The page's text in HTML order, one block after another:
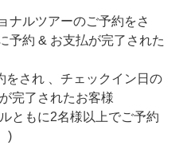
ナルツアーのご予約をさ
予約 & お支払が完了された
をされ 、チェックイン日の
完了されたお客様
ともに2名様以上でご予約
)